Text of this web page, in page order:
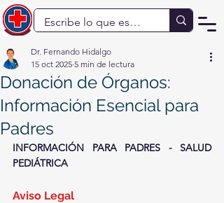
Donación de Órganos:
Información Esencial para
Padres
Dr. Fernando Hidalgo
15 oct 2025 5 min de lectura
INFORMACIÓN PARA PADRES - SALUD
PEDIÁTRICA
Aviso Legal